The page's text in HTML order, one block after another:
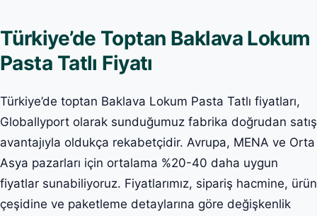
Türkiye’de Toptan Baklava Lokum
Pasta Tatlı Fiyatı
Türkiye’de toptan Baklava Lokum Pasta Tatlı fiyatları,
Globallyport olarak sunduğumuz fabrika doğrudan satış
avantajıyla oldukça rekabetçidir. Avrupa, MENA ve Orta
Asya pazarları için ortalama %20-40 daha uygun
fiyatlar sunabiliyoruz. Fiyatlarımız, sipariş hacmine, ürün
çeşidine ve paketleme detaylarına göre değişkenlik